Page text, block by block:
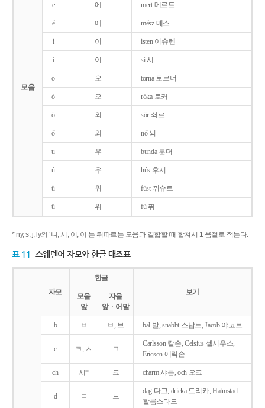
모음
e 에 mert 메르트
é 에 mész 메스
i 이 isten 이슈텐
í 이 sí 시
o 오 torna 토르너
ó 오 róka 로커
ö 외 sör 쇠르
ő 외 nő 뇌
u 우 bunda 분더
ú 우 hús 후시
ü 위 füst 퓌슈트
ű 위 fű 퓌
* ny, s, j, ly의 ‘니, 시, 이, 이’는 뒤따르는 모음과 결합할 때 합쳐서 1 음절로 적는다.
표 11 스웨덴어 자모와 한글 대조표
자모
한글
보기
모음
앞
자음
앞ㆍ어말
b ㅂ ㅂ, 브 bal 발, snabbt 스납트, Jacob 야코브
c ㅋ, ㅅ ㄱ
Carlsson 칼손, Celsius 셀시우스,
Ericson 에릭손
ch 시* 크 charm 샤름, och 오크
d ㄷ 드
dag 다그, dricka 드리카, Halmstad
할름스타드